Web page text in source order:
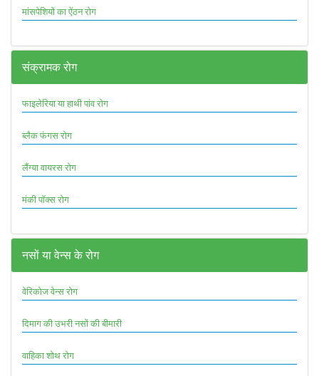
मांसपेशियों का ऐंठन रोग
संक्रामक रोग
फाइलेरिया या हाथी पांव रोग
ब्लैक फंगस रोग
लैंग्या वायरस रोग
मंकी पॉक्स रोग
नसों या वेन्स के रोग
वेरिकोज वेन्स रोग
दिमाग की उभरी नसों की बीमारी
वाहिका शोथ रोग